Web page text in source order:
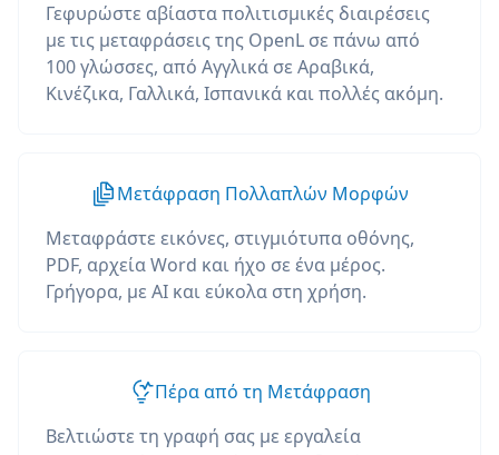
Γεφυρώστε αβίαστα πολιτισμικές διαιρέσεις
με τις μεταφράσεις της OpenL σε πάνω από
100 γλώσσες, από Αγγλικά σε Αραβικά,
Κινέζικα, Γαλλικά, Ισπανικά και πολλές ακόμη.
Μετάφραση Πολλαπλών Μορφών
Μεταφράστε εικόνες, στιγμιότυπα οθόνης,
PDF, αρχεία Word και ήχο σε ένα μέρος.
Γρήγορα, με AI και εύκολα στη χρήση.
Πέρα από τη Μετάφραση
Βελτιώστε τη γραφή σας με εργαλεία